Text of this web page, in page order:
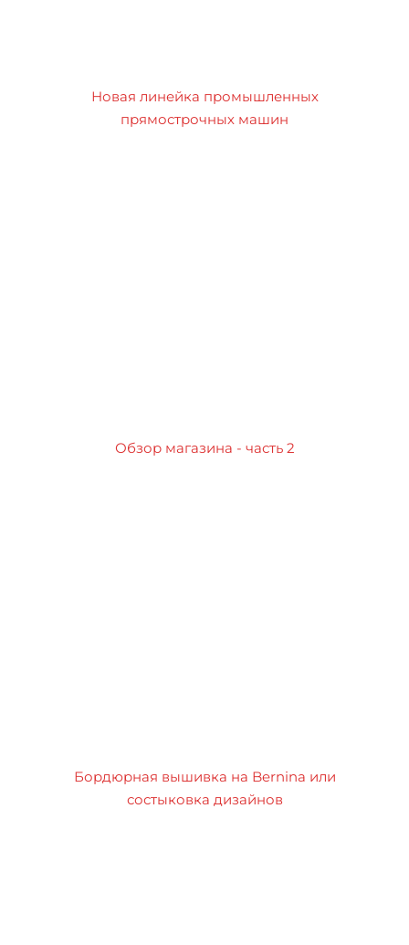
Новая линейка промышленных
прямострочных машин
Обзор магазина - часть 2
Бордюрная вышивка на Bernina или
состыковка дизайнов